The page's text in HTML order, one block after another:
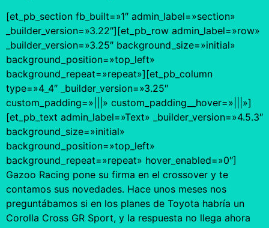
[et_pb_section fb_built=»1″ admin_label=»section»
_builder_version=»3.22″][et_pb_row admin_label=»row»
_builder_version=»3.25″ background_size=»initial»
background_position=»top_left»
background_repeat=»repeat»][et_pb_column
type=»4_4″ _builder_version=»3.25″
custom_padding=»|||» custom_padding__hover=»|||»]
[et_pb_text admin_label=»Text» _builder_version=»4.5.3″
background_size=»initial»
background_position=»top_left»
background_repeat=»repeat» hover_enabled=»0″]
Gazoo Racing pone su firma en el crossover y te
contamos sus novedades. Hace unos meses nos
preguntábamos si en los planes de Toyota habría un
Corolla Cross GR Sport, y la respuesta no llega ahora